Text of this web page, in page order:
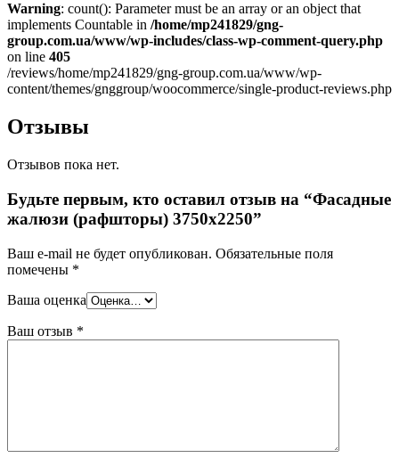
Warning: count(): Parameter must be an array or an object that
implements Countable in /home/mp241829/gng-
group.com.ua/www/wp-includes/class-wp-comment-query.php
on line 405
/reviews/home/mp241829/gng-group.com.ua/www/wp-
content/themes/gnggroup/woocommerce/single-product-reviews.php
Отзывы
Отзывов пока нет.
Будьте первым, кто оставил отзыв на “Фасадные
жалюзи (рафшторы) 3750х2250”
Ваш e-mail не будет опубликован. Обязательные поля
помечены *
Ваша оценка
Ваш отзыв *